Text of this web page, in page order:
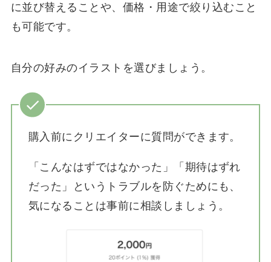
に並び替えることや、価格・用途で絞り込むこと
も可能です。
自分の好みのイラストを選びましょう。
購入前にクリエイターに質問ができます。
「こんなはずではなかった」「期待はずれ
だった」というトラブルを防ぐためにも、
気になることは事前に相談しましょう。